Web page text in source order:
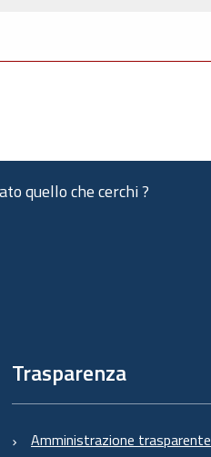
quello che cerchi ?
Trasparenza
Amministrazione trasparente